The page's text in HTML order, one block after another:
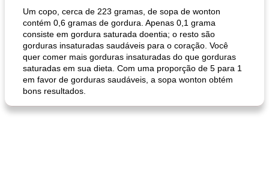
pão plano (out) macarrão e cenouras com ervas picadas
Um copo, cerca de 223 gramas, de sopa de wonton
contém 0,6 gramas de gordura. Apenas 0,1 grama
consiste em gordura saturada doentia; o resto são
gorduras insaturadas saudáveis ​​para o coração. Você
quer comer mais gorduras insaturadas do que gorduras
saturadas em sua dieta. Com uma proporção de 5 para 1
em favor de gorduras saudáveis, a sopa wonton obtém
bons resultados.